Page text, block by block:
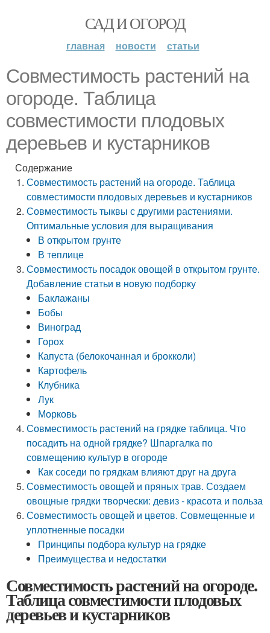
САД И ОГОРОД
главная новости статьи
Совместимость растений на
огороде. Таблица
совместимости плодовых
деревьев и кустарников
Содержание
Совместимость растений на огороде. Таблица
совместимости плодовых деревьев и кустарников
Совместимость тыквы с другими растениями.
Оптимальные условия для выращивания
В открытом грунте
В теплице
Совместимость посадок овощей в открытом грунте.
Добавление статьи в новую подборку
Баклажаны
Бобы
Виноград
Горох
Капуста (белокочанная и брокколи)
Картофель
Клубника
Лук
Морковь
Совместимость растений на грядке таблица. Что
посадить на одной грядке? Шпаргалка по
совмещению культур в огороде
Как соседи по грядкам влияют друг на друга
Совместимость овощей и пряных трав. Создаем
овощные грядки творчески: девиз - красота и польза
Совместимость овощей и цветов. Совмещенные и
уплотненные посадки
Принципы подбора культур на грядке
Преимущества и недостатки
Совместимость растений на огороде.
Таблица совместимости плодовых
деревьев и кустарников